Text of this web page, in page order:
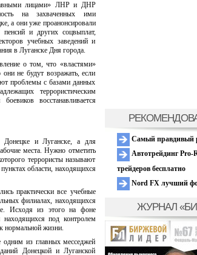
лицами» ЛНР и ДНР
на захваченных ими
а они уже проанонсировали
и других соцвыплат,
учебных заведений и
в Луганске Дня города.
о том, что «властями»
не будут возражать, если
проблемы с базами данных
террористическим
восстанавливается
Донецке и Луганске, а для
места. Нужно отметить
террористы называют
области, находящихся
практически все учебные
филиалах, находящихся
Исходя из этого на фоне
находящихся под контролем
нормальной жизни.
из главных месседжей
Донецкой и Луганской
Самый правдивый
Автотрейдинг Pro-
трейдеров бесплатно
Nord FX лучший
ЖУРНАЛ